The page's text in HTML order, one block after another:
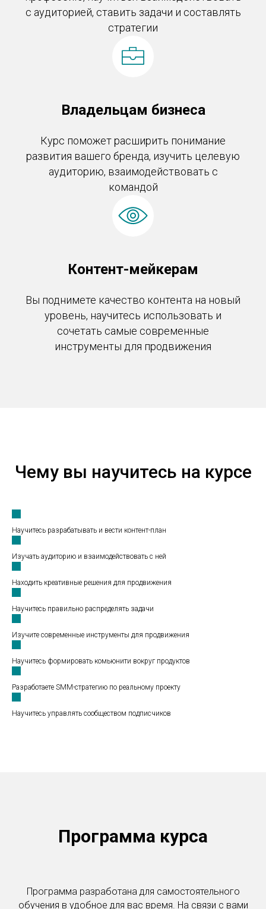
с аудиторией, ставить задачи и составлять
стратегии
Владельцам бизнеса
Курс поможет расширить понимание
развития вашего бренда, изучить целевую
аудиторию, взаимодействовать с
командой
Контент-мейкерам
Вы поднимете качество контента на новый
уровень, научитесь использовать и
сочетать самые современные
инструменты для продвижения
Чему вы научитесь на курсе
Научитесь разрабатывать и вести контент-план
Изучать аудиторию и взаимодействовать с ней
Находить креативные решения для продвижения
Научитесь правильно распределять задачи
Изучите современные инструменты для продвижения
Научитесь формировать комьюнити вокруг продуктов
Разработаете SMM-стратегию по реальному проекту
Научитесь управлять сообществом подписчиков
Программа курса
Программа разработана для самостоятельного
обучения в удобное для вас время. На связи с вами